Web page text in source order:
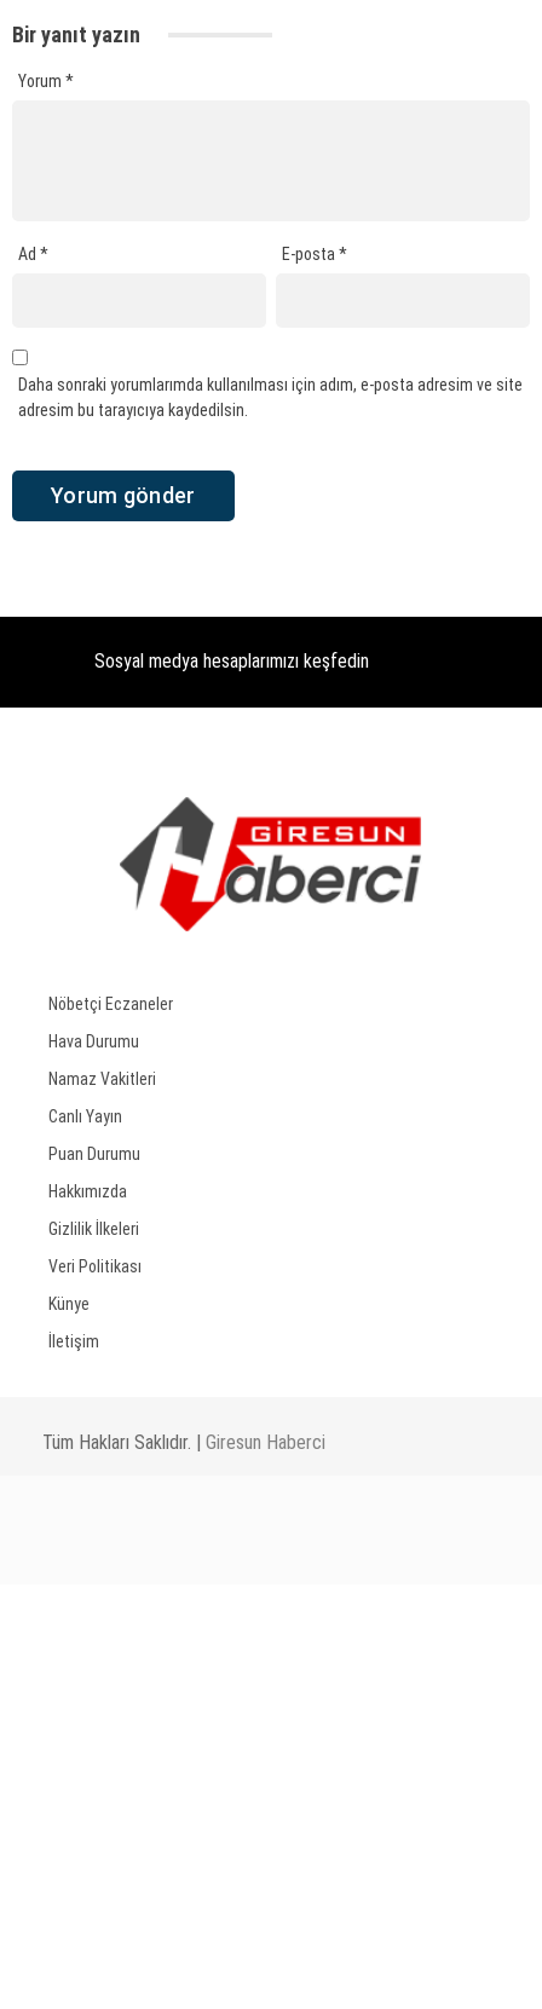
Bir yanıt yazın
Yorum *
Ad * E-posta*
Daha sonraki yorumlarımda kullanılması için adım, e-posta adresim ve site
adresim bu tarayıcıya kaydedilsin.
Sosyal medya hesaplarımızı keşfedin
Nöbetçi Eczaneler
Hava Durumu
Namaz Vakitleri
Canlı Yayın
Puan Durumu
Hakkımızda
Gizlilik İlkeleri
Veri Politikası
Künye
İletişim
Tüm Hakları Saklıdır. | Giresun Haberci